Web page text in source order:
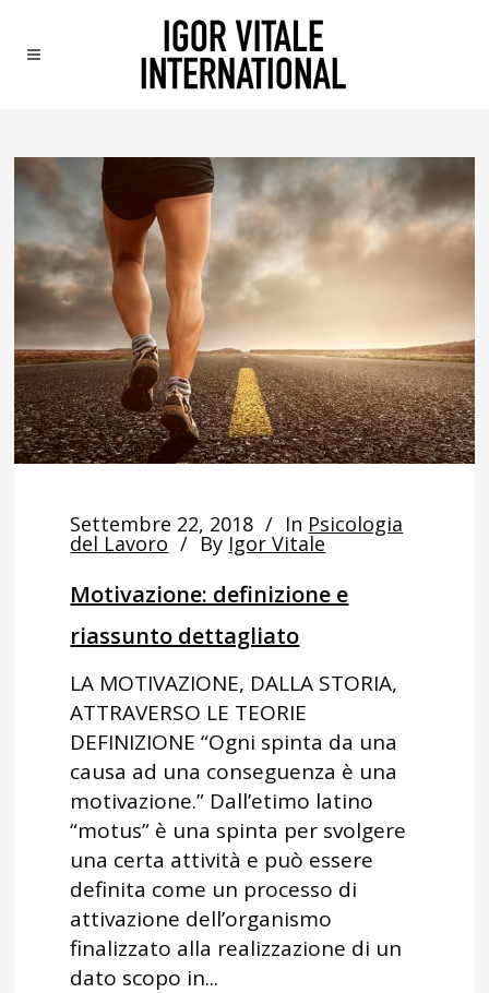
Settembre 22, 2018 In Psicologia
del Lavoro By Igor Vitale
Motivazione: definizione e
riassunto dettagliato
LA MOTIVAZIONE, DALLA STORIA,
ATTRAVERSO LE TEORIE
DEFINIZIONE “Ogni spinta da una
causa ad una conseguenza è una
motivazione.” Dall’etimo latino
“motus” è una spinta per svolgere
una certa attività e può essere
definita come un processo di
attivazione dell’organismo
finalizzato alla realizzazione di un
dato scopo in...